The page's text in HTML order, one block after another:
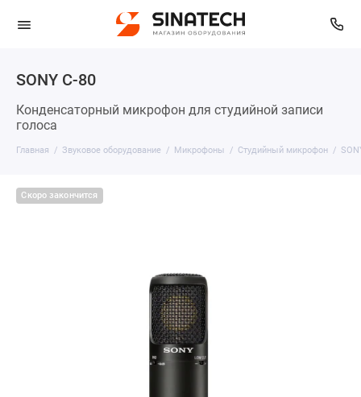
SONY C-80
Конденсаторный микрофон для студийной записи
голоса
Главная Звуковое оборудование Микрофоны Студийный микрофон
Скоро закончится